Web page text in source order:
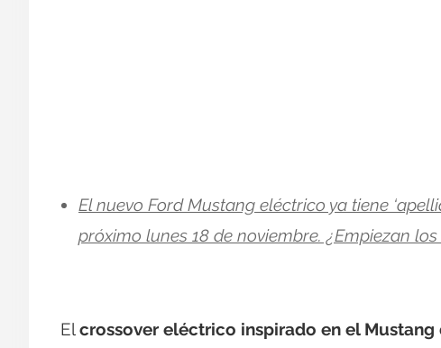
El nuevo Ford Mustang eléctrico ya tiene
próximo lunes 18 de noviembre. ¿Empiezan los
Elcrossover eléctrico inspirado en el Mustang